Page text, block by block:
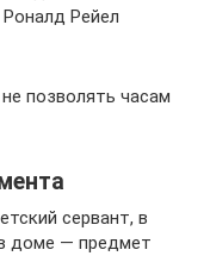
Рейел
позволять часам
сервант, в
доме — предмет